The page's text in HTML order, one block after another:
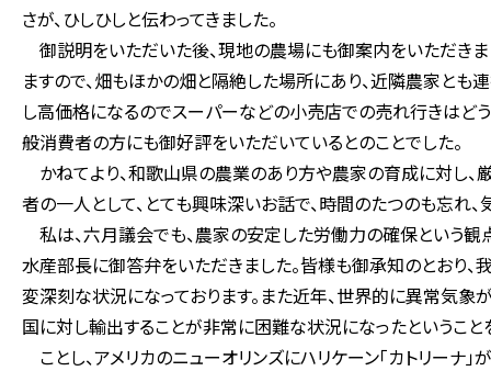
さが、ひしひしと伝わってきました。
御説明をいただいた後、現地の農場にも御案内をいただき
ますので、畑もほかの畑と隔絶した場所にあり、近隣農家と
し高価格になるのでスーパーなどの小売店での売れ行きはどう
般消費者の方にも御好評をいただいているとのことでした。
かねてより、和歌山県の農業のあり方や農家の育成に対し
者の一人として、とても興味深いお話で、時間のたつのも忘れ
私は、六月議会でも、農家の安定した労働力の確保という
水産部長に御答弁をいただきました。皆様も御承知のとおり
変深刻な状況になっております。また近年、世界的に異常気
国に対し輸出することが非常に困難な状況になったということ
ことし、アメリカのニューオリンズにハリケーン「カトリーナ